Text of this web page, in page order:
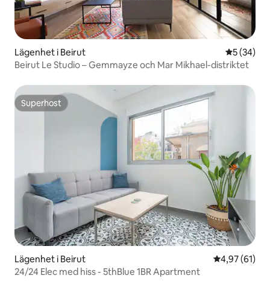
Lägenhet i Beirut 5 av 5 i
5 (34)
Beirut Le Studio – Gemmayze och Mar Mikhael-distriktet
Superhost
Superhost
Lägenhet i Beirut 4,97 av 5 i
4,97 (61)
24/24 Elec med hiss - 5thBlue 1BR Apartment